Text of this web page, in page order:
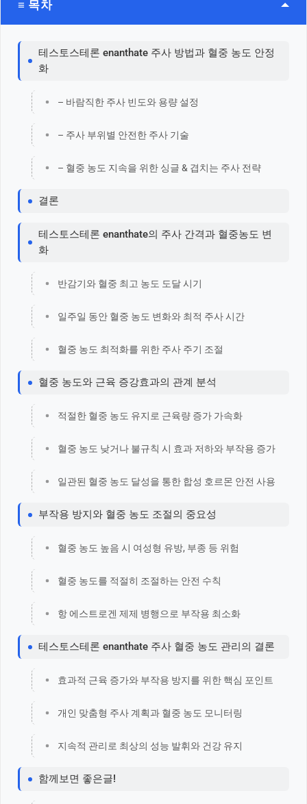
≡ 목차
테스토스테론 enanthate 주사 방법과 혈중 농도 안정
화
– 바람직한 주사 빈도와 용량 설정
– 주사 부위별 안전한 주사 기술
– 혈중 농도 지속을 위한 싱글 & 겹치는 주사 전략
결론
테스토스테론 enanthate의 주사 간격과 혈중농도 변
화
반감기와 혈중 최고 농도 도달 시기
일주일 동안 혈중 농도 변화와 최적 주사 시간
혈중 농도 최적화를 위한 주사 주기 조절
혈중 농도와 근육 증강효과의 관계 분석
적절한 혈중 농도 유지로 근육량 증가 가속화
혈중 농도 낮거나 불규칙 시 효과 저하와 부작용 증가
일관된 혈중 농도 달성을 통한 합성 호르몬 안전 사용
부작용 방지와 혈중 농도 조절의 중요성
혈중 농도 높음 시 여성형 유방, 부종 등 위험
혈중 농도를 적절히 조절하는 안전 수칙
항 에스트로겐 제제 병행으로 부작용 최소화
테스토스테론 enanthate 주사 혈중 농도 관리의 결론
효과적 근육 증가와 부작용 방지를 위한 핵심 포인트
개인 맞춤형 주사 계획과 혈중 농도 모니터링
지속적 관리로 최상의 성능 발휘와 건강 유지
함께보면 좋은글!